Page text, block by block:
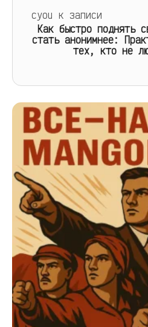
cyou к записи
Как быстро поднять
стать анонимнее:
тех, кто не